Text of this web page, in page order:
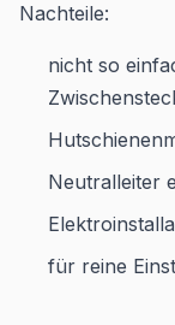
Nachteile:
nicht so
Neutralleiter
für reine